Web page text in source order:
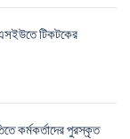
টিকটকের
কর্মকর্তাদের পুরস্কৃত